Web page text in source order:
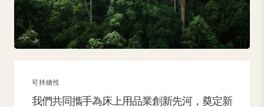
可持續性
我們共同攜手為床上用品業創新先河，奠定新